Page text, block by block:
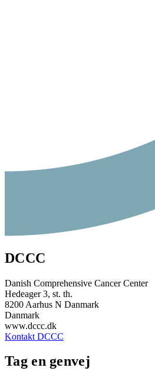
DCCC
Danish Comprehensive Cancer Center
Hedeager 3, st. th.
8200 Aarhus N Danmark
Danmark
www.dccc.dk
Kontakt DCCC
Tag en genvej